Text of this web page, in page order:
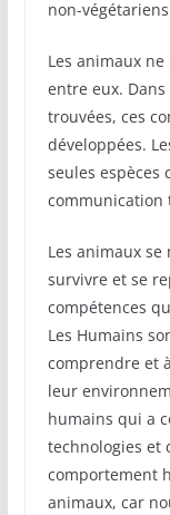
non-
Les animaux
entre eux. Dans
trouvées, ces
développées.
seules espèces
communication
Les animaux
survivre et se
compétences
Les Humains
comprendre et
leur
humains qui a
technologies et
comportement
animaux, car